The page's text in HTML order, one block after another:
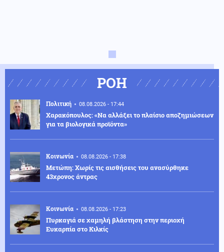
ΡΟΗ
Πολιτική 08.08.2026 - 17:44
Χαρακόπουλος: «Να αλλάξει το πλαίσιο αποζημιώσεων
για τα βιολογικά προϊόντα»
Κοινωνία 08.08.2026 - 17:38
Μετώπη: Χωρίς τις αισθήσεις του ανασύρθηκε
43χρονος άντρας
Κοινωνία 08.08.2026 - 17:23
Πυρκαγιά σε χαμηλή βλάστηση στην περιοχή
Ευκαρπία στο Κιλκίς